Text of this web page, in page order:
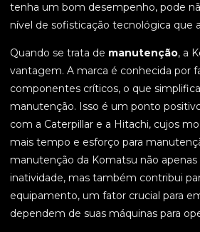
tenha um bom desempenho, pode
nível de sofisticação tecnológica que
Quando se trata de manutenção, a
vantagem. A marca é conhecida por
componentes críticos, o que
manutenção. Isso é um ponto
com a Caterpillar e a Hitachi, cujos
mais tempo e esforço para
manutenção da Komatsu não
inatividade, mas também contribui
equipamento, um fator crucial para
dependem de suas máquinas para